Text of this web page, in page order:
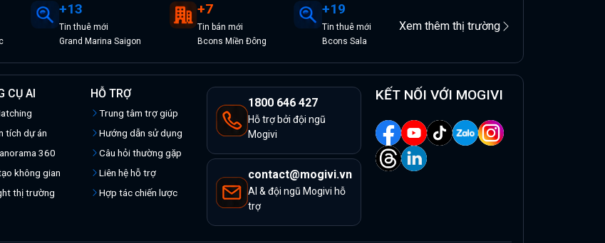
+13
Tinthuê mới
Grand Marina Saigon
+7
Tin bán mới
Bcons Miền Đông
+19
Tinthuê mới
Bcons Sala
Xem thêm thị trường
CỤ AI
tích dự án
360
không gian
thị trường
HỖ TRỢ
Trung tâm trợ giúp
Hướng dẫn sử dụng
Câu hỏi thường gặp
Liên hệ hỗ trợ
Hợp tác chiến lược
1800 646 427
Hỗ trợ bởi đội ngũ
Mogivi
contact@mogivi.vn
AI & đội ngũ Mogivi hỗ
trợ
KẾT NỐI VỚI MOGIVI